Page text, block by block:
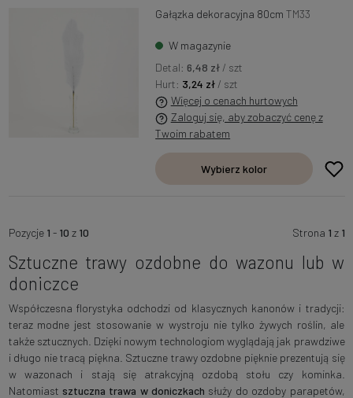
Gałązka dekoracyjna 80cm TM33
W magazynie
Detal: 6,48 zł / szt
Hurt: 3,24 zł / szt
Więcej o cenach hurtowych
Zaloguj się, aby zobaczyć cenę z
Twoim rabatem
Wybierz kolor
Pozycje 1 - 10 z 10 Strona 1 z 1
Sztuczne trawy ozdobne do wazonu lub w
doniczce
Współczesna florystyka odchodzi od klasycznych kanonów i tradycji:
teraz modne jest stosowanie w wystroju nie tylko żywych roślin, ale
także sztucznych. Dzięki nowym technologiom wyglądają jak prawdziwe
i długo nie tracą piękna. Sztuczne trawy ozdobne pięknie prezentują się
w wazonach i stają się atrakcyjną ozdobą stołu czy kominka.
Natomiast sztuczna trawa w doniczkach służy do ozdoby parapetów,